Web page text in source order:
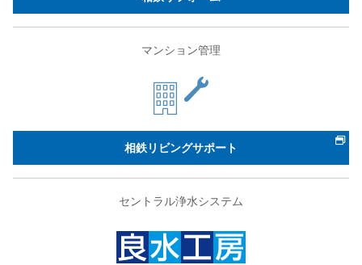
マンション管理
相鉄リビングサポート
セントラル浄水システム